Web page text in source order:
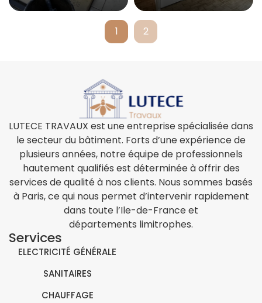
1 2
LUTECE TRAVAUX est une entreprise spécialisée dans
le secteur du bâtiment. Forts d’une expérience de
plusieurs années, notre équipe de professionnels
hautement qualifiés est déterminée à offrir des
services de qualité à nos clients. Nous sommes basés
à Paris, ce qui nous permet d’intervenir rapidement
dans toute l’Ile-de-France et
départements limitrophes.
Services
ELECTRICITÉ GÉNÉRALE
SANITAIRES
CHAUFFAGE